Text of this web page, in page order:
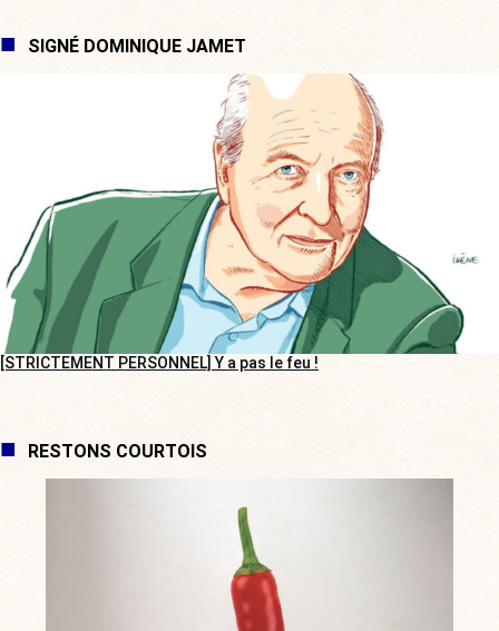
SIGNÉ DOMINIQUE JAMET
[STRICTEMENT PERSONNEL] Y a pas le feu !
RESTONS COURTOIS